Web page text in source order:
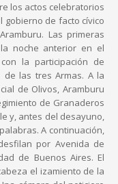
los actos celebratorios
gobierno de facto cívico
Las primeras
noche anterior en el
la participación de
las tres Armas. A la
de Olivos, Aramburu
de Granaderos
y, antes del desayuno,
A continuación,
por Avenida de
de Buenos Aires. El
el izamiento de la